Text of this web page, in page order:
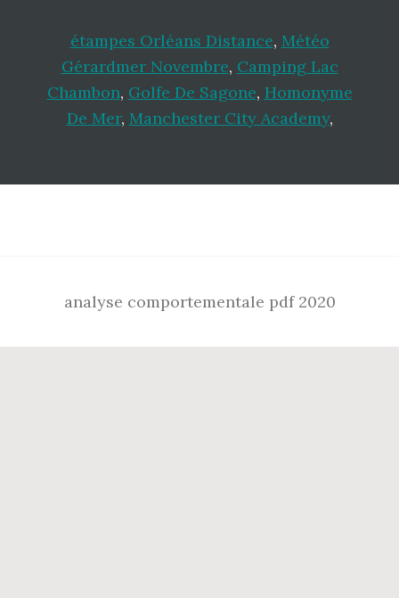
étampes Orléans Distance, Météo
Gérardmer Novembre, Camping Lac
Chambon, Golfe De Sagone, Homonyme
De Mer, Manchester City Academy,
analyse comportementale pdf 2020